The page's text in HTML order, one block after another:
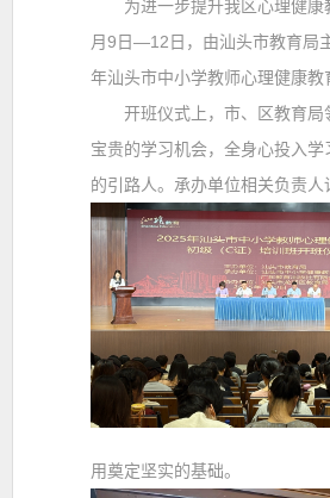
为进一步提升我区心理健康
月9 日—12 日，由汕头市教育局
年汕头市中小学教师心理健康教
开班仪式上，市、区教育
宝贵的学习机会，全身心投入
的引路人。承办单位相关负责
用奠定坚实的基础。